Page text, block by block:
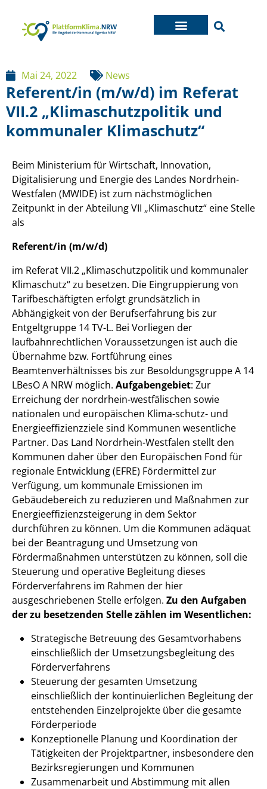
Mai 24, 2022 News
Referent/in (m/w/d) im Referat
VII.2 „Klimaschutzpolitik und
kommunaler Klimaschutz“
Beim Ministerium für Wirtschaft, Innovation,
Digitalisierung und Energie des Landes Nordrhein-
Westfalen (MWIDE) ist zum nächstmöglichen
Zeitpunkt in der Abteilung VII „Klimaschutz“ eine Stelle
als
Referent/in (m/w/d)
im Referat VII.2 „Klimaschutzpolitik und kommunaler
Klimaschutz“zu besetzen. Die Eingruppierung von
Tarifbeschäftigten erfolgt grundsätzlich in
Abhängigkeit von der Berufserfahrung bis zur
Entgeltgruppe 14 TV-L. Bei Vorliegen der
laufbahnrechtlichen Voraussetzungen ist auch die
Übernahme bzw. Fortführung eines
Beamtenverhältnisses bis zur Besoldungsgruppe A 14
LBesO A NRW möglich. Aufgabengebiet: Zur
Erreichung der nordrhein-westfälischen sowie
nationalen und europäischen Klima-schutz- und
Energieeffizienzziele sind Kommunen wesentliche
Partner. Das Land Nordrhein-Westfalen stellt den
Kommunen daher über den Europäischen Fond für
regionale Entwicklung (EFRE) Fördermittel zur
Verfügung, um kommunale Emissionen im
Gebäudebereich zu reduzieren und Maßnahmen zur
Energieeffizienzsteigerung in dem Sektor
durchführen zu können. Um die Kommunen adäquat
bei der Beantragung und Umsetzung von
Fördermaßnahmen unterstützen zu können, soll die
Steuerung und operative Begleitung dieses
Förderverfahrens im Rahmen der hier
ausgeschriebenen Stelle erfolgen. Zu den Aufgaben
der zu besetzenden Stelle zählen im Wesentlichen:
Strategische Betreuung des Gesamtvorhabens
einschließlich der Umsetzungsbegleitung des
Förderverfahrens
Steuerung der gesamten Umsetzung
einschließlich der kontinuierlichen Begleitung der
entstehenden Einzelprojekte über die gesamte
Förderperiode
Konzeptionelle Planung und Koordination der
Tätigkeiten der Projektpartner, insbesondere den
Bezirksregierungen und Kommunen
Zusammenarbeit und Abstimmung mit allen